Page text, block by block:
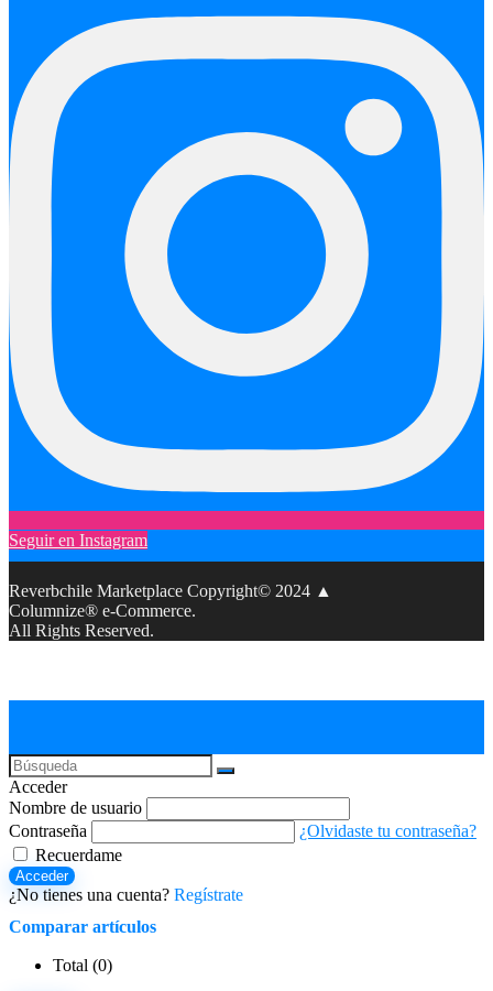
Seguir en Instagram
Reverbchile Marketplace Copyright© 2024 ▲
Columnize® e-Commerce.
All Rights Reserved.
Acceder
Nombre de usuario
Contraseña
¿Olvidaste tu contraseña?
Recuerdame
Acceder
¿No tienes una cuenta? Regístrate
Comparar artículos
Total (0)